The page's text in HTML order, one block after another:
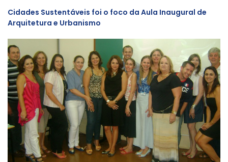
Cidades Sustentáveis foi o foco da Aula Inaugural de
Arquitetura e Urbanismo